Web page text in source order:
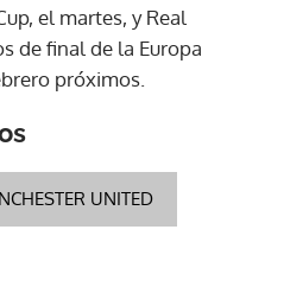
el martes, y Real
de final de la Europa
próximos.
UNITED